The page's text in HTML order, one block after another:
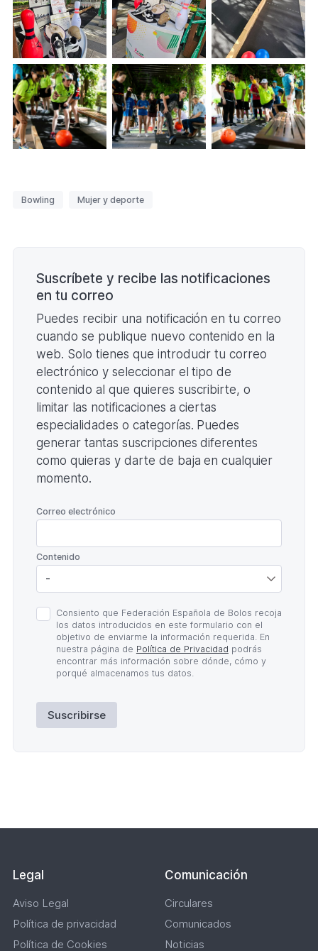
Etiquetas
Bowling Mujer y deporte
Suscríbete y recibe las notificaciones
en tu correo
Puedes recibir una notificación en tu correo
cuando se publique nuevo contenido en la
web. Solo tienes que introducir tu correo
electrónico y seleccionar el tipo de
contenido al que quieres suscribirte, o
limitar las notificaciones a ciertas
especialidades o categorías. Puedes
generar tantas suscripciones diferentes
como quieras y darte de baja en cualquier
momento.
Correo electrónico
Contenido
Política
de
Privacidad
Consiento que Federación Española de Bolos recoja
los datos introducidos en este formulario con el
objetivo de enviarme la información requerida. En
nuestra página de Política de Privacidad podrás
encontrar más información sobre dónde, cómo y
porqué almacenamos tus datos.
Suscribirse
Legal
Aviso Legal
Política de privacidad
Política de Cookies
Comunicación
Circulares
Comunicados
Noticias